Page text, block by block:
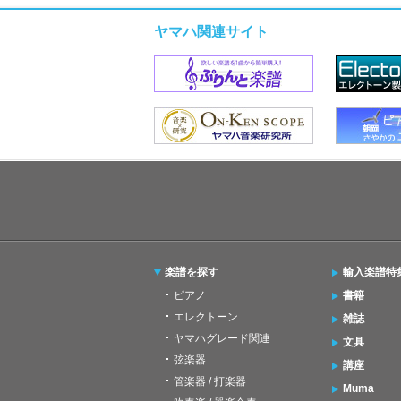
ヤマハ関連サイト
楽譜を探す
ピアノ
エレクトーン
ヤマハグレード関連
弦楽器
管楽器 / 打楽器
輸入楽譜特
書籍
雑誌
文具
講座
Muma